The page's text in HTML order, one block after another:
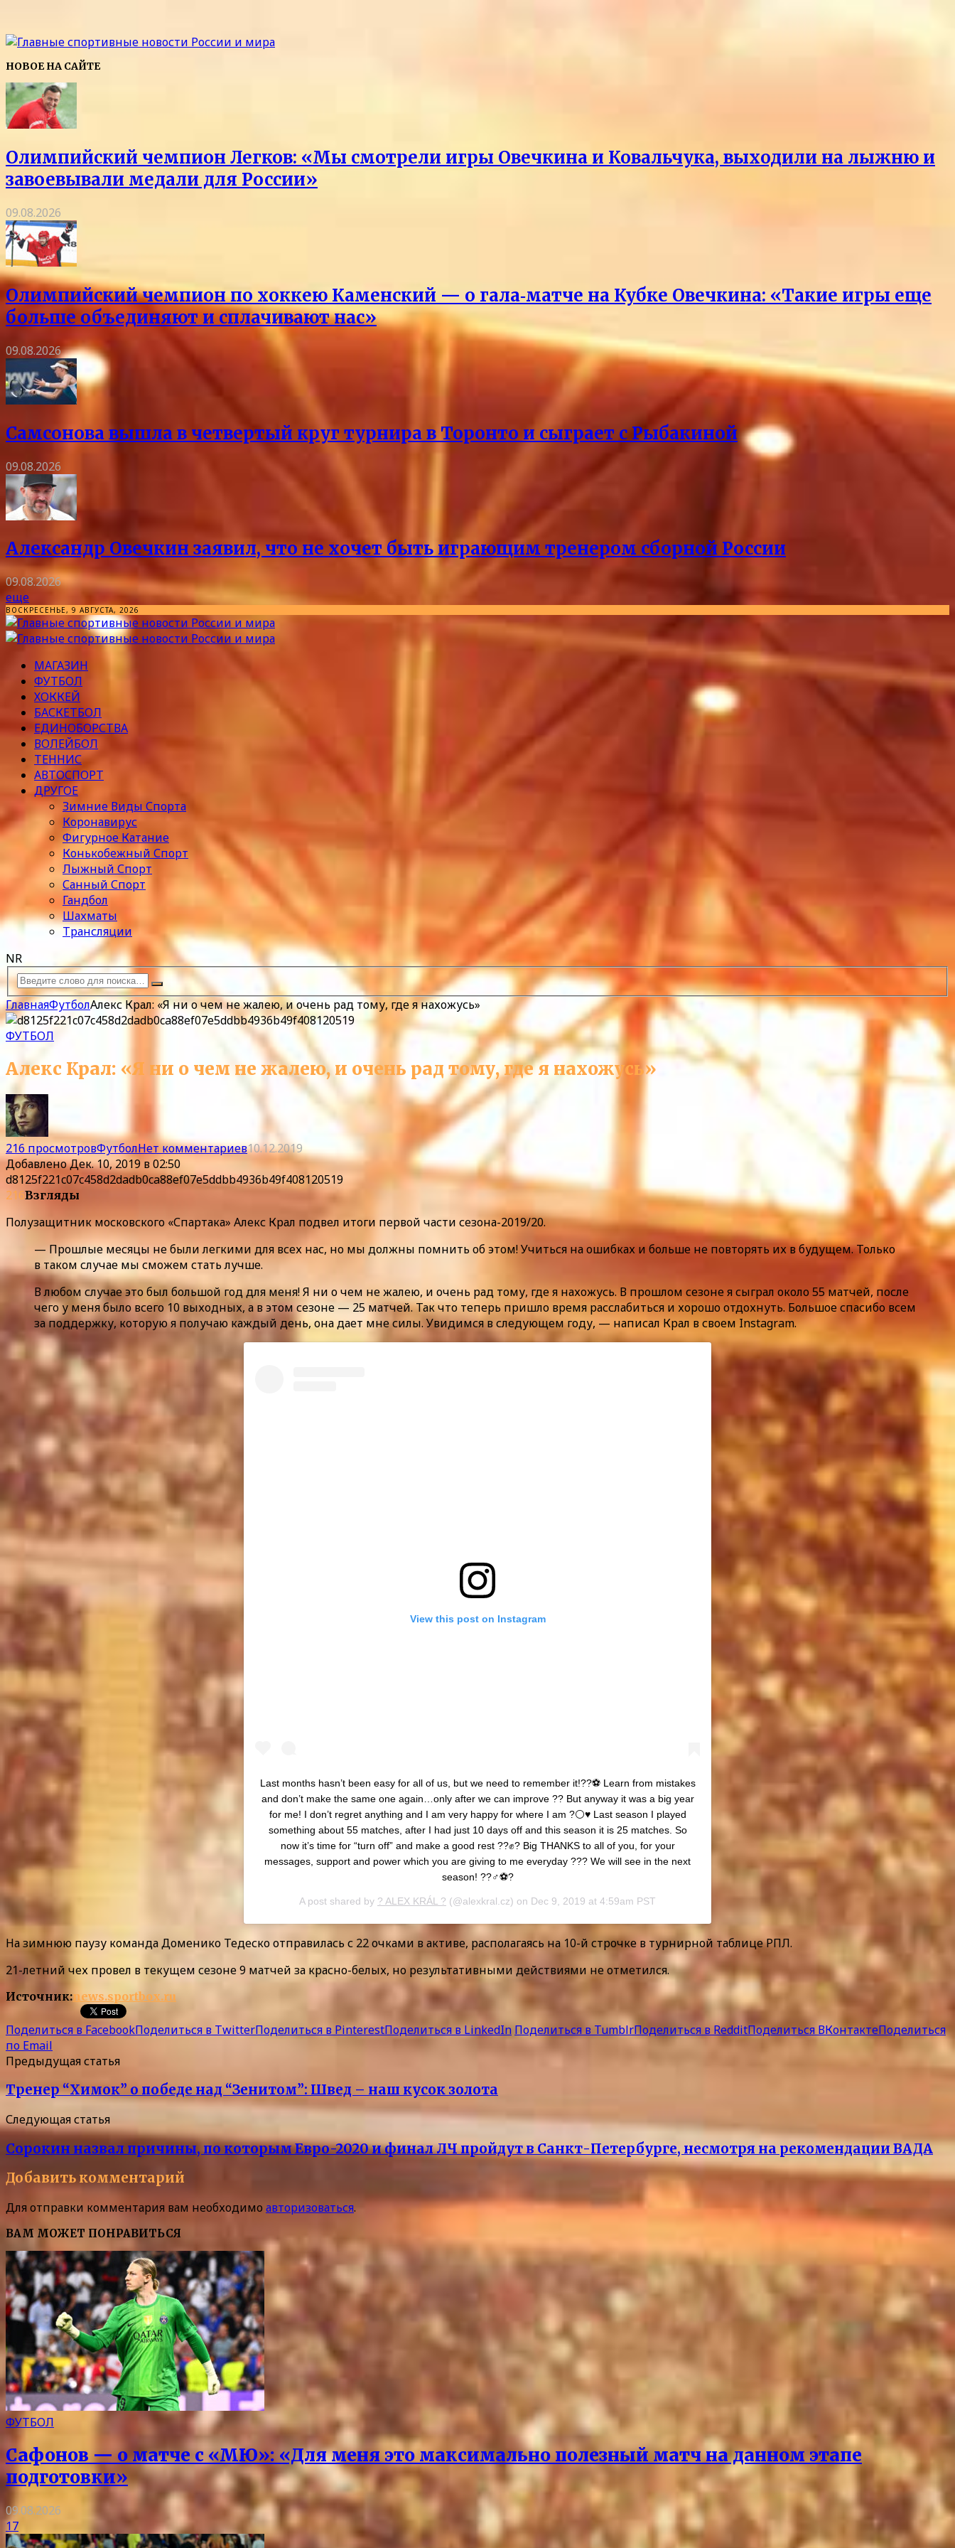
НОВОЕ НА САЙТЕ
Олимпийский чемпион Легков: «Мы смотрели игры Овечкина и Ковальчука, выходили на лыжню и
завоевывали медали для России»
09.08.2026
Олимпийский чемпион по хоккею Каменский — о гала‑матче на Кубке Овечкина: «Такие игры еще
больше объединяют и сплачивают нас»
09.08.2026
Самсонова вышла в четвертый круг турнира в Торонто и сыграет с Рыбакиной
09.08.2026
Александр Овечкин заявил, что не хочет быть играющим тренером сборной России
09.08.2026
еще
ВОСКРЕСЕНЬЕ, 9 АВГУСТА, 2026
МАГАЗИН
ФУТБОЛ
ХОККЕЙ
БАСКЕТБОЛ
ЕДИНОБОРСТВА
ВОЛЕЙБОЛ
ТЕННИС
АВТОСПОРТ
ДРУГОЕ
Зимние Виды Спорта
Коронавирус
Фигурное Катание
Конькобежный Спорт
Лыжный Спорт
Санный Спорт
Гандбол
Шахматы
Трансляции
NR
ГлавнаяФутболАлекс Крал: «Я ни о чем не жалею, и очень рад тому, где я нахожусь»
ФУТБОЛ
Алекс Крал: «Я ни о чем не жалею, и очень рад тому, где я нахожусь»
216 просмотровФутболНет комментариев10.12.2019
ДобавленоДек. 10, 2019 в 02:50
d8125f221c07c458d2dadb0ca88ef07e5ddbb4936b49f408120519
216Взгляды
Полузащитник московского «Спартака» Алекс Крал подвел итоги первой части сезона-2019/20.
— Прошлые месяцы не были легкими для всех нас, но мы должны помнить об этом! Учиться на ошибках и больше не повторять их в будущем. Только
в таком случае мы сможем стать лучше.
В любом случае это был большой год для меня! Я ни о чем не жалею, и очень рад тому, где я нахожусь. В прошлом сезоне я сыграл около 55 матчей, после
чего у меня было всего 10 выходных, а в этом сезоне — 25 матчей. Так что теперь пришло время расслабиться и хорошо отдохнуть. Большое спасибо всем
за поддержку, которую я получаю каждый день, она дает мне силы. Увидимся в следующем году, — написал Крал в своем Instagram.
View this post on Instagram
Last months hasn’t been easy for all of us, but we need to remember it!??⚽️ Learn from mistakes
and don’t make the same one again…only after we can improve ?? But anyway it was a big year
for me! I don’t regret anything and I am very happy for where I am ?⚪️♥️ Last season I played
something about 55 matches, after I had just 10 days off and this season it is 25 matches. So
now it’s time for “turn off” and make a good rest ??✊? Big THANKS to all of you, for your
messages, support and power which you are giving to me everyday ??? We will see in the next
season! ??‍♂️⚽️?
A post shared by ? ALEX KRÁL ? (@alexkral.cz) on Dec 9, 2019 at 4:59am PST
На зимнюю паузу команда Доменико Тедеско отправилась с 22 очками в активе, располагаясь на 10-й строчке в турнирной таблице РПЛ.
21-летний чех провел в текущем сезоне 9 матчей за красно-белых, но результативными действиями не отметился.
Источник:news.sportbox.ru
Поделиться в FacebookПоделиться в TwitterПоделиться в PinterestПоделиться в LinkedIn Поделиться в TumblrПоделиться в RedditПоделиться ВКонтактеПоделиться
по Email
Предыдущая статья
Тренер “Химок” о победе над “Зенитом”: Швед – наш кусок золота
Следующая статья
Сорокин назвал причины, по которым Евро-2020 и финал ЛЧ пройдут в Санкт-Петербурге, несмотря на рекомендации ВАДА
Добавить комментарий
Для отправки комментария вам необходимо авторизоваться.
ВАМ МОЖЕТ ПОНРАВИТЬСЯ
ФУТБОЛ
Сафонов — о матче с «МЮ»: «Для меня это максимально полезный матч на данном этапе
подготовки»
09.08.2026
17